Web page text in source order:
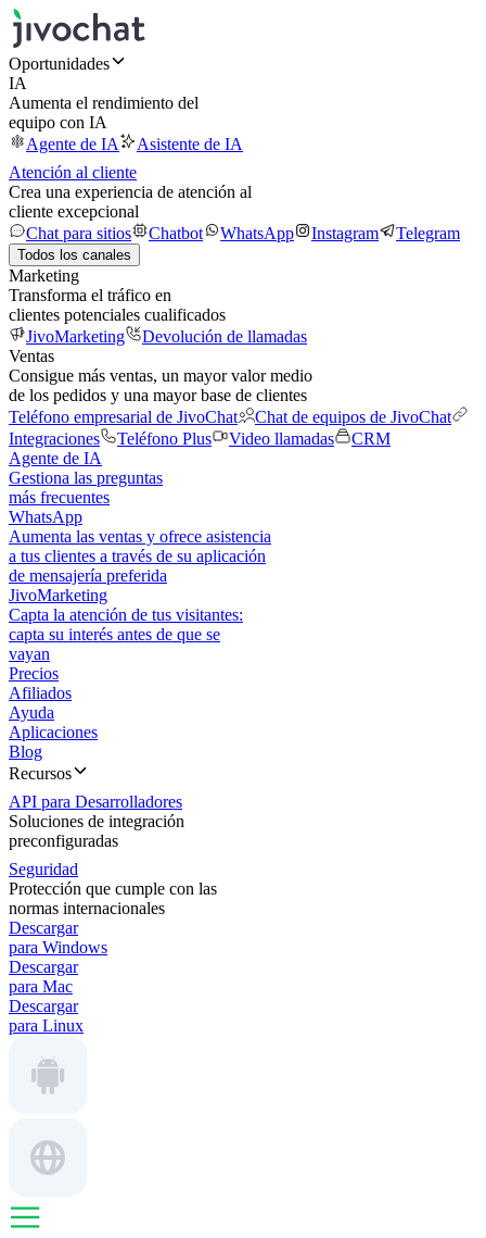
Oportunidades
IA
Aumenta el rendimiento del
equipo con IA
Agente de IA
Asistente de IA
Atención al cliente
Crea una experiencia de atención al
cliente excepcional
Chat para sitios
Chatbot WhatsApp Instagram Telegram
Todos los canales
Marketing
Transforma el tráfico en
clientes potenciales cualificados
JivoMarketing
Devolución de llamadas
Ventas
Consigue más ventas, un mayor valor medio
de los pedidos y una mayor base de clientes
Teléfono empresarial de JivoChat
Chat de equipos de JivoChat
Integraciones
Teléfono Plus Video llamadas
CRM
Agente de IA
Gestiona las preguntas
más frecuentes
WhatsApp
Aumenta las ventas y ofrece asistencia
a tus clientes a través de su aplicación
de mensajería preferida
JivoMarketing
Capta la atención de tus visitantes:
capta su interés antes de que se
vayan
Precios
Afiliados
Ayuda
Aplicaciones
Blog
Recursos
API para Desarrolladores
Soluciones de integración
preconfiguradas
Seguridad
Protección que cumple con las
normas internacionales
Descargar
para Windows
Descargar
para Mac
Descargar
para Linux